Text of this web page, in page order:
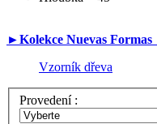
►Kolekce Nuevas Formas
Vzorník dřeva
Provedení :